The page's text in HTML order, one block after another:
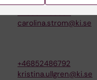
+46852486634
carolina.strom@ki.se
+46852486792
kristina.ullgren@ki.se